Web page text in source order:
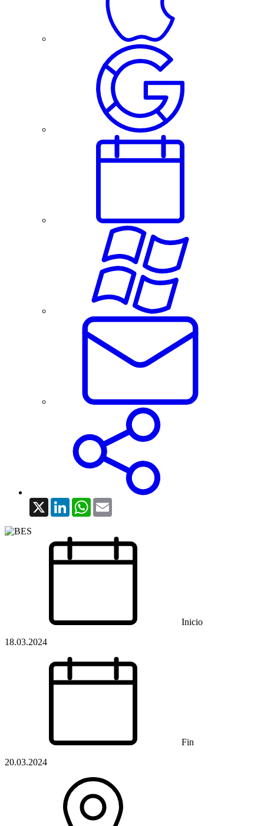
X LinkedInWhatsApp
Inicio
18.03.2024
Fin
20.03.2024